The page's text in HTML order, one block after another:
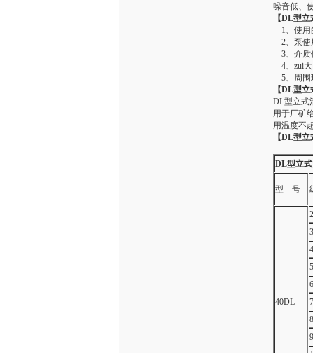
噪音低、
【DL型
1、使用
2、泵使
3、介质
4、zui大
5、周围
【DL型
DL型立式
用于厂矿
用温度不
【DL型
DL型立
型 号
40DL
2
3
4
5
6
7
8
9